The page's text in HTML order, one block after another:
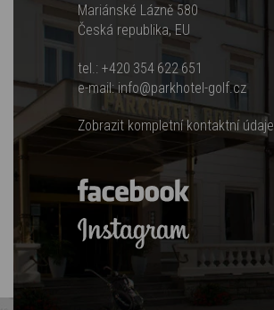
Mariánské Lázně 580
Česká republika, EU
tel.: +420 354 622 651
e-mail:info@parkhotel-golf.cz
Zobrazit kompletní kontaktní údaje